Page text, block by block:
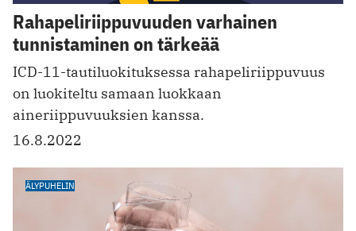
Rahapeliriippuvuuden varhainen
tunnistaminen on tärkeää
ICD-11-tautiluokituksessa rahapeliriippuvuus
on luokiteltu samaan luokkaan
aineriippuvuuksien kanssa.
16.8.2022
ÄLYPUHELIN